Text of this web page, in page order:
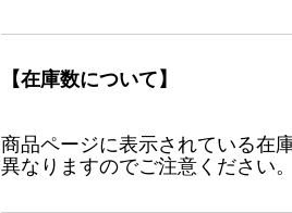
【在庫数について】
商品ページに表示されている在
異なりますのでご注意ください。